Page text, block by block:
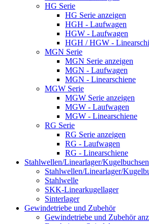
HG Serie
HG Serie anzeigen
HGH - Laufwagen
HGW - Laufwagen
HGH / HGW -
MGN Serie
MGN Serie anzeigen
MGN - Laufwagen
MGN - Linearschiene
MGW Serie
MGW Serie anzeigen
MGW - Laufwagen
MGW - Linearschiene
RG Serie
RG Serie anzeigen
RG - Laufwagen
RG - Linearschiene
Stahlwellen/Linearlager/Kugelbuchsen
Stahlwellen/Linearlager/
Stahlwelle
SKK-Linearkugellager
Sinterlager
Gewindetriebe und Zubehör
Gewindetriebe und Zubehör